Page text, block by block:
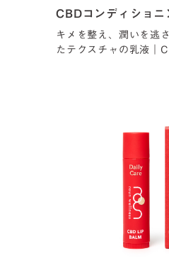
CBDコンディショニ
キメを整え、潤いを逃
たテクスチャの乳液｜